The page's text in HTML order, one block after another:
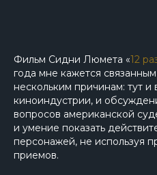
Фильм Сидни Люмета «12
года мне кажется
нескольким причинам: тут и
киноиндустрии, и
вопросов американской
и умение показать
персонажей, не используя
приемов.